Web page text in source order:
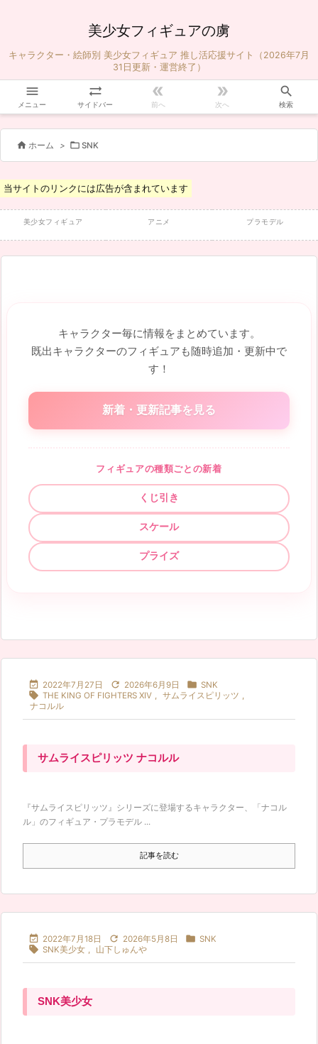
美少女フィギュアの虜
キャラクター・絵師別 美少女フィギュア 推し活応援サイト（2026年7月
31日更新・運営終了）

メニュー

サイドバー

前へ

次へ

検索
 ホーム >  SNK
当サイトのリンクには広告が含まれています
美少女フィギュア アニメ プラモデル
キャラクター毎に情報をまとめています。
既出キャラクターのフィギュアも随時追加・更新中で
す！
新着・更新記事を見る
フィギュアの種類ごとの新着
くじ引き
スケール
プライズ
 2022年7月27日  2026年6月9日  SNK
 THE KING OF FIGHTERS XIV , サムライスピリッツ ,
ナコルル
サムライスピリッツ ナコルル
『サムライスピリッツ』シリーズに登場するキャラクター、「ナコル
ル」のフィギュア・プラモデル ...
記事を読む
 2022年7月18日  2026年5月8日  SNK
 SNK美少女 , 山下しゅんや
SNK美少女